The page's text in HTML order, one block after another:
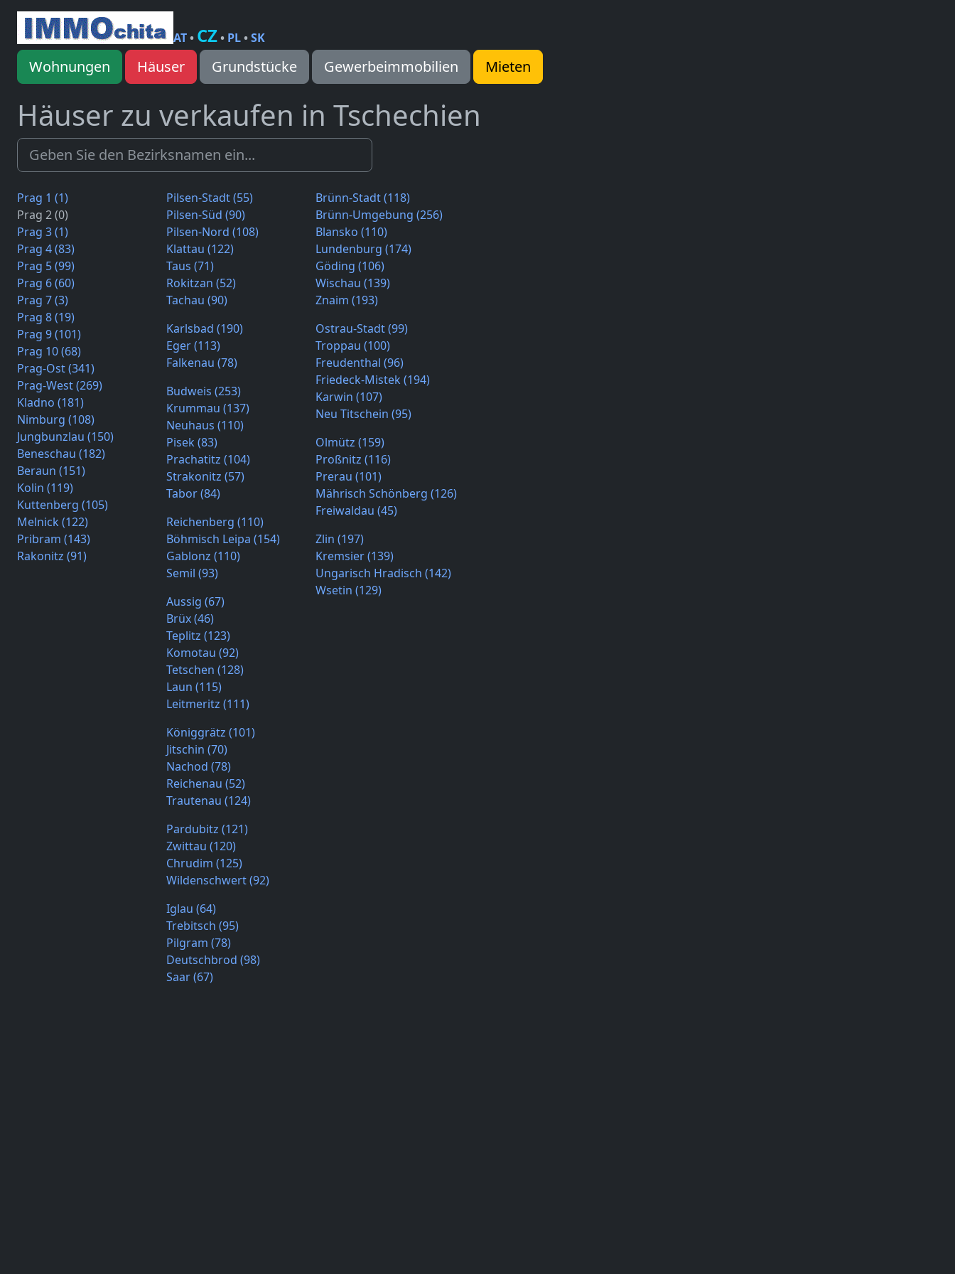
AT• CZ• PL•SK
Wohnungen Häuser Grundstücke Gewerbeimmobilien Mieten
Häuser zu verkaufen in Tschechien
Prag 1 (1)
Prag 2 (0)
Prag 3 (1)
Prag 4 (83)
Prag 5 (99)
Prag 6 (60)
Prag 7 (3)
Prag 8 (19)
Prag 9 (101)
Prag 10 (68)
Prag-Ost (341)
Prag-West (269)
Kladno (181)
Nimburg (108)
Jungbunzlau (150)
Beneschau (182)
Beraun (151)
Kolin (119)
Kuttenberg (105)
Melnick (122)
Pribram (143)
Rakonitz (91)
Pilsen-Stadt (55)
Pilsen-Süd (90)
Pilsen-Nord (108)
Klattau (122)
Taus (71)
Rokitzan (52)
Tachau (90)
Karlsbad (190)
Eger (113)
Falkenau (78)
Budweis (253)
Krummau (137)
Neuhaus (110)
Pisek (83)
Prachatitz (104)
Strakonitz (57)
Tabor (84)
Reichenberg (110)
Böhmisch Leipa (154)
Gablonz (110)
Semil (93)
Aussig (67)
Brüx (46)
Teplitz (123)
Komotau (92)
Tetschen (128)
Laun (115)
Leitmeritz (111)
Königgrätz (101)
Jitschin (70)
Nachod (78)
Reichenau (52)
Trautenau (124)
Pardubitz (121)
Zwittau (120)
Chrudim (125)
Wildenschwert (92)
Iglau (64)
Trebitsch (95)
Pilgram (78)
Deutschbrod (98)
Saar (67)
Brünn-Stadt (118)
Brünn-Umgebung (256)
Blansko (110)
Lundenburg (174)
Göding (106)
Wischau (139)
Znaim (193)
Ostrau-Stadt (99)
Troppau (100)
Freudenthal (96)
Friedeck-Mistek (194)
Karwin (107)
Neu Titschein (95)
Olmütz (159)
Proßnitz (116)
Prerau (101)
Mährisch Schönberg (126)
Freiwaldau (45)
Zlin (197)
Kremsier (139)
Ungarisch Hradisch (142)
Wsetin (129)